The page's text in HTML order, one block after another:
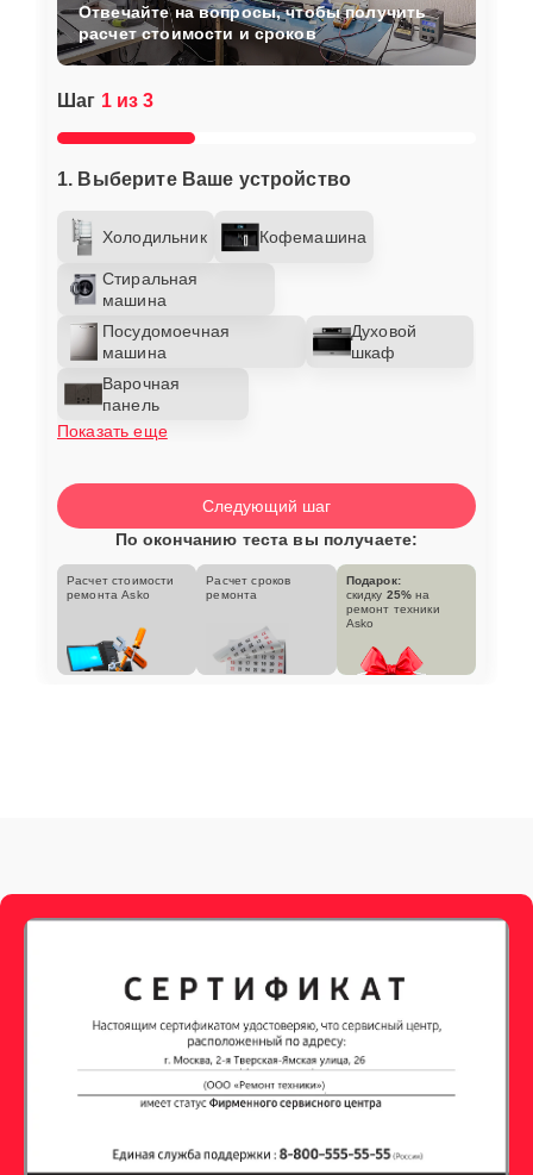
Шаг 1 из 3
1. Выберите Ваше устройство
Холодильник Кофемашина
Стиральная
машина
Посудомоечная
машина
Духовой
шкаф
Варочная
панель
Показать еще
Отвечайте на вопросы, чтобы получить
расчет стоимости и сроков
Следующий шаг
По окончанию теста вы получаете:
Расчет стоимости
ремонта Asko
Расчет сроков
ремонта
Подарок:
скидку 25% на
ремонт техники
Asko